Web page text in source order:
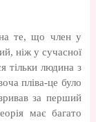
на те, що член у
ніж у сучасної
тільки людина з
пліва-це було
за перший
має багато